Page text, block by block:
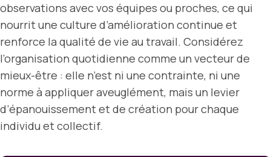
observations avec vos équipes ou proches, ce qui
nourrit une culture d’amélioration continue et
renforce la qualité de vie au travail. Considérez
l’organisation quotidienne comme un vecteur de
mieux-être : elle n’est ni une contrainte, ni une
norme à appliquer aveuglément, mais un levier
d’épanouissement et de création pour chaque
individu et collectif.